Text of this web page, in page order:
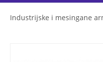
Industrijske i mesingane